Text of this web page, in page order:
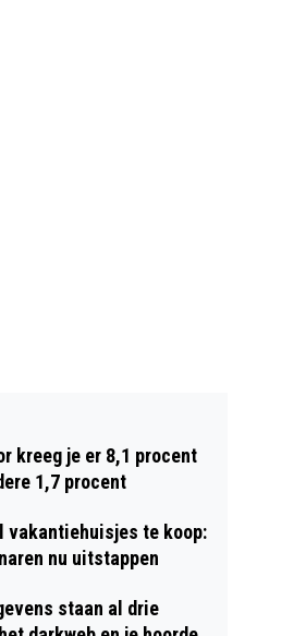
kreeg je er 8,1 procent
1,7 procent
vakantiehuisjes te koop:
nu uitstappen
staan al drie